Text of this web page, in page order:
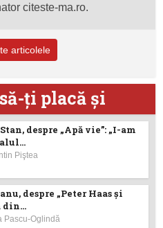
citeste-ma.ro.
articolele
ţi placă şi
despre „Apă vie”: „I-am
Piştea
despre „Peter Haas și
din...
Pascu-Oglindă